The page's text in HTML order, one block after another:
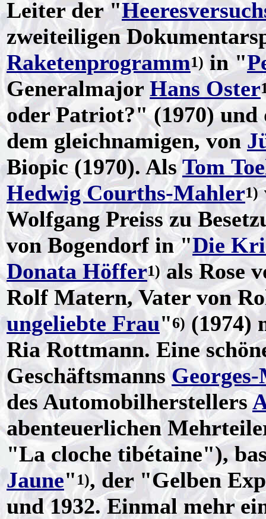
Leiter der "
zweiteiligen
Raketenprogramm1)in "
Generalmajor Hans Oster
oder Patriot?" (1970)
dem gleichnamigen, von
Biopic (1970). AlsTom
Hedwig Courths-Mahler1)
Wolfgang Preiss zu
von Bogendorf in "Die
Donata Höffer1)als Rose
Rolf Matern, Vater von
ungeliebte Frau"6) (1974)
Ria Rottmann. Eine
Geschäftsmanns
des Automobilherstellers
abenteuerlichen
"La cloche tibétaine"),
Jaune" 1), der "Gelben
und 1932. Einmal mehr